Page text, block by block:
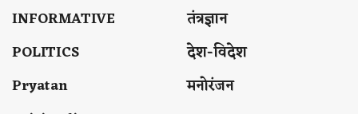
INFORMATIVE
POLITICS
Pryatan
तंत्रज्ञान
देश-विदेश
मनोरंजन